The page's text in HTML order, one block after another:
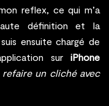
reflex, ce qui m’a
définition et la
ensuite chargé de
sur iPhone
un cliché avec